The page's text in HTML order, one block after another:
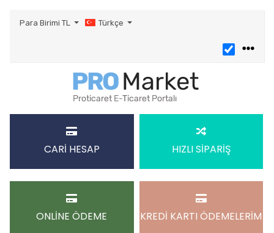
Para Birimi TL Türkçe
CARİ HESAP HIZLI SİPARİŞ
ONLİNE ÖDEME KREDİ KARTI ÖDEMELERİM